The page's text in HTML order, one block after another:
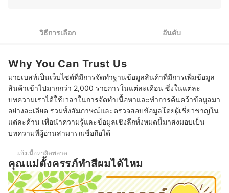
ปรึกษาแพทย์ก่อนใช้ยาย้อมผมเพื่อความปลอดภัย
บทความที่เกี่ยวข้องกับยาย้อมผมสำหรับคนท้อง
วิธีการเลือก อันดับ
Why You Can Trust Us
มายเบสท์เป็นเว็บไซต์ที่มีการจัดทำฐานข้อมูลสินค้าที่มีการเพิ่มข้อมูล
สินค้าเข้าไปมากกว่า 2,000 รายการในแต่ละเดือน ซึ่งในแต่ละ
บทความเราได้ใช้เวลาในการจัดทำเนื้อหาและทำการค้นคว้าข้อมูลมา
อย่างละเอียด รวมทั้งสัมภาษณ์และตรวจสอบข้อมูลโดยผู้เชี่ยวชาญใน
แต่ละด้าน เพื่อนำความรู้และข้อมูลเชิงลึกทั้งหมดนี้มาส่งมอบเป็น
บทความที่ผู้อ่านสามารถเชื่อถือได้
แจ้งเนื้อหาผิดพลาด
คุณแม่ตั้งครรภ์ทำสีผมได้ไหม